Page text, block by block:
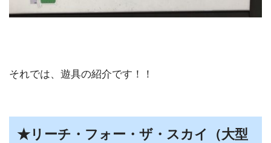
それでは、遊具の紹介です！！
★リーチ・フォー・ザ・スカイ（大型